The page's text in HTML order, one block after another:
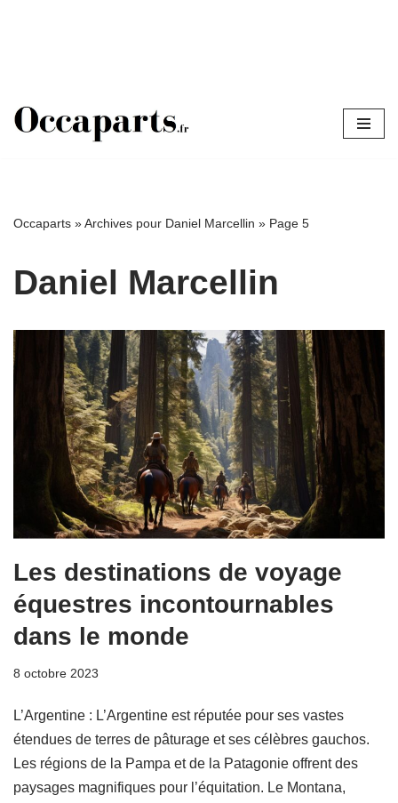
Occaparts »Archives pour Daniel Marcellin » Page 5
Daniel Marcellin
Les destinations de voyage
équestres incontournables
dans le monde
8 octobre 2023
L’Argentine : L’Argentine est réputée pour ses vastes
étendues de terres de pâturage et ses célèbres gauchos.
Les régions de la Pampa et de la Patagonie offrent des
paysages magnifiques pour l’équitation. Le Montana,